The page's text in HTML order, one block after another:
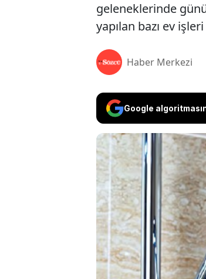
geleneklerinde
yapılan bazı ev
Haber Merkezi
Google